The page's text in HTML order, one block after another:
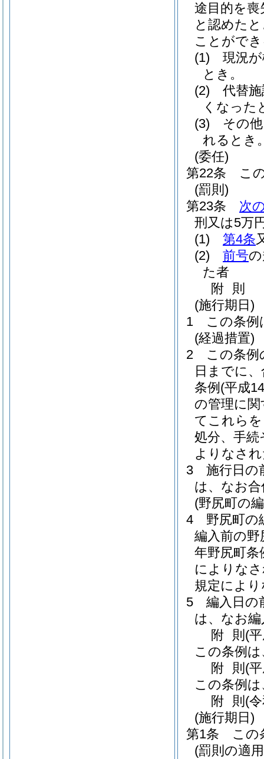
途目的を
と認めた
ことがで
(1)
現況
とき。
(2)
代替
くなった
(3)
その
れるとき
(委任)
第22条
こ
(罰則)
第23条
次
刑又は5万
(1)
第4条
(2)
前号
た者
附 則
(施行期日)
1
この条例
(経過措置)
2
この条例
日までに
条例 (平成
の管理に
てこれら
処分、手
よりなさ
3
施行日の
は、なお
(野尻町の
4
野尻町の
編入前の野
年野尻町条
によりな
規定によ
5
編入日の
は、なお
附 則 (
この条例
附 則 (
この条例
附 則 (
(施行期日)
第1条
この
(罰則の適